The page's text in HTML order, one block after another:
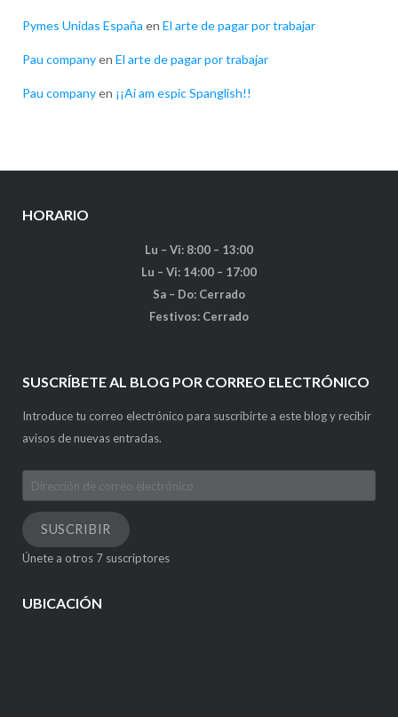
Pymes Unidas España en El arte de pagar por trabajar
Pau companyen El arte de pagar por trabajar
Pau companyen ¡¡Ai am espic Spanglish!!
HORARIO
Lu – Vi: 8:00 – 13:00
Lu – Vi: 14:00 – 17:00
Sa – Do: Cerrado
Festivos: Cerrado
SUSCRÍBETE AL BLOG POR CORREO ELECTRÓNICO
Introduce tu correo electrónico para suscribirte a este blog y recibir
avisos de nuevas entradas.
Dirección
de
correo
electrónico
SUSCRIBIR
Únete a otros 7 suscriptores
UBICACIÓN